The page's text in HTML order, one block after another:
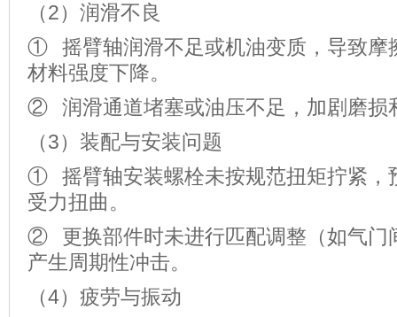
（2）润滑不良
① 摇臂轴润滑不足或机油变质，导致摩
材料强度下降。
② 润滑通道堵塞或油压不足，加剧磨损
（3）装配与安装问题
① 摇臂轴安装螺栓未按规范扭矩拧紧，
受力扭曲。
② 更换部件时未进行匹配调整（如气门
产生周期性冲击。
（4）疲劳与振动